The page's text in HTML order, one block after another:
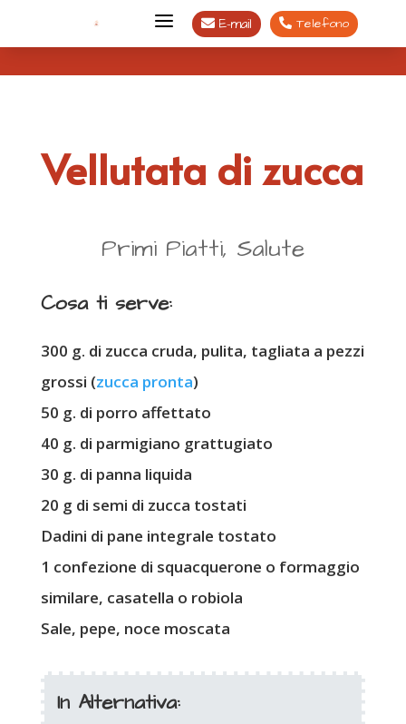
a  E-mail  Telefono
Vellutata di zucca
Primi Piatti, Salute
Cosa ti serve:
300 g. di zucca cruda, pulita, tagliata a pezzi
grossi (zucca pronta)
50 g. di porro affettato
40 g. di parmigiano grattugiato
30 g. di panna liquida
20 g di semi di zucca tostati
Dadini di pane integrale tostato
1 confezione di squacquerone o formaggio
similare, casatella o robiola
Sale, pepe, noce moscata
In Alternativa: